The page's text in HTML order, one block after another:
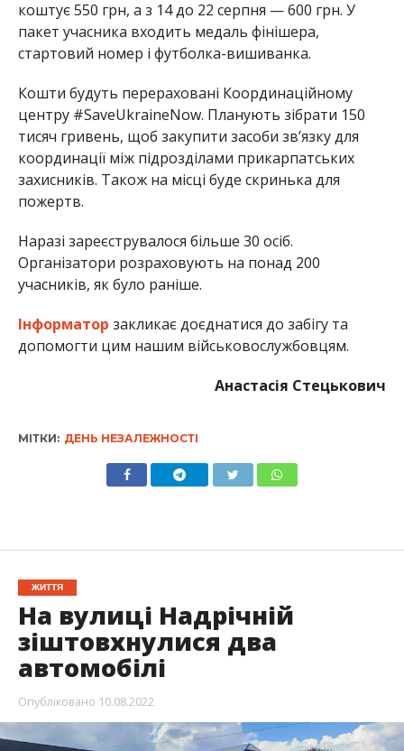
коштує 550 грн, а з 14 до 22 серпня — 600 грн. У
пакет учасника входить медаль фінішера,
стартовий номер і футболка-вишиванка.
Кошти будуть перераховані Координаційному
центру #SaveUkraineNow. Планують зібрати 150
тисяч гривень, щоб закупити засоби зв’язку для
координації між підрозділами прикарпатських
захисників. Також на місці буде скринька для
пожертв.
Наразі зареєструвалося більше 30 осіб.
Організатори розраховують на понад 200
учасників, як було раніше.
Інформатор закликає доєднатися до забігу та
допомогти цим нашим військовослужбовцям.
Анастасія Стецькович
МІТКИ: ДЕНЬ НЕЗАЛЕЖНОСТІ
ЖИТТЯ
На вулиці Надрічній
зіштовхнулися два
автомобілі
Опубліковано 10.08.2022